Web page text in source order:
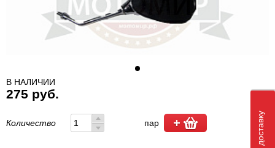
В НАЛИЧИИ
275 руб.
Количество пар